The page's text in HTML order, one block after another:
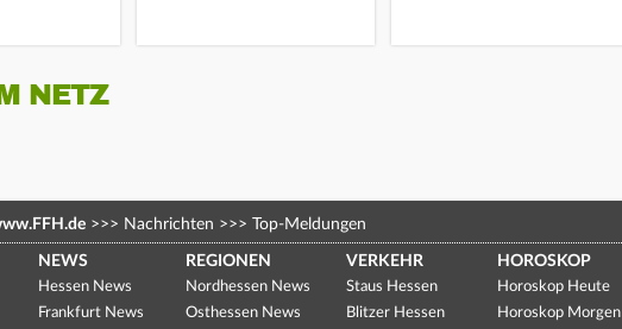
NETZ
>>> Nachrichten >>> Top-Meldungen
NEWS
Hessen News
Frankfurt News
REGIONEN
Nordhessen News
Osthessen News
VERKEHR
Staus Hessen
Blitzer Hessen
HOROSKOP
Horoskop Heute
Horoskop Morgen